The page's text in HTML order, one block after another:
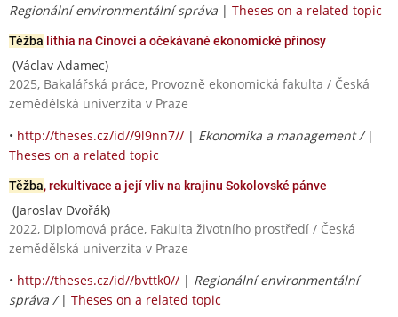
Regionální environmentální správa | Theses on a related topic
Těžba lithia na Cínovci a očekávané ekonomické přínosy
(Václav Adamec)
2025, Bakalářská práce, Provozně ekonomická fakulta / Česká
zemědělská univerzita v Praze
• http://theses.cz/id//9l9nn7// | Ekonomika a management / |
Theses on a related topic
Těžba, rekultivace a její vliv na krajinu Sokolovské pánve
(Jaroslav Dvořák)
2022, Diplomová práce, Fakulta životního prostředí / Česká
zemědělská univerzita v Praze
• http://theses.cz/id//bvttk0// | Regionální environmentální
správa / | Theses on a related topic